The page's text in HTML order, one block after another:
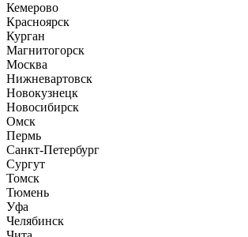
Кемерово
Красноярск
Курган
Магнитогорск
Москва
Нижневартовск
Новокузнецк
Новосибирск
Омск
Пермь
Санкт-Петербург
Сургут
Томск
Тюмень
Уфа
Челябинск